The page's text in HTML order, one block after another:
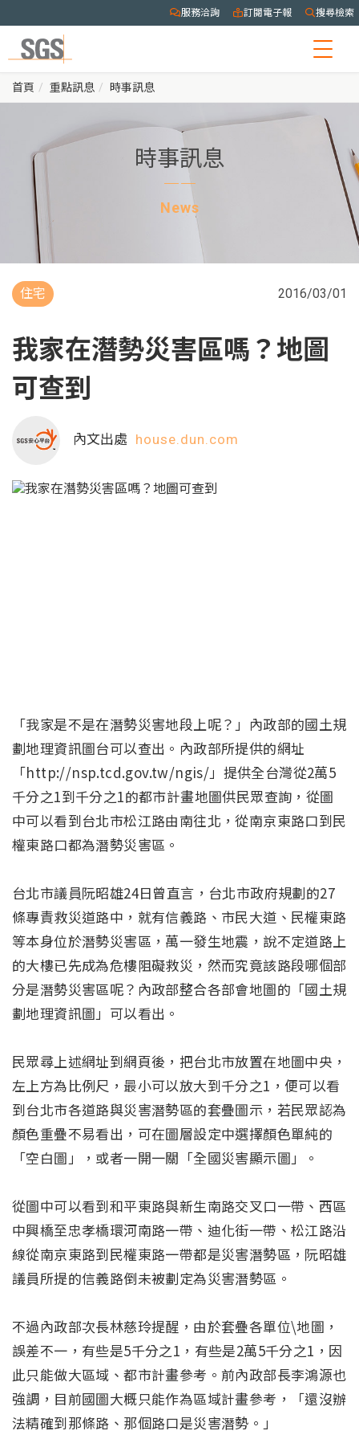
服務洽詢 訂閱電子報 搜尋檢索
首頁 重點訊息 時事訊息
時事訊息
News
住宅 2016/03/01
我家在潛勢災害區嗎？地圖
可查到
內文出處 house.dun.com
「我家是不是在潛勢災害地段上呢？」內政部的國土規
劃地理資訊圖台可以查出。內政部所提供的網址
「http://nsp.tcd.gov.tw/ngis/」提供全台灣從2萬5
千分之1到千分之1的都市計畫地圖供民眾查詢，從圖
中可以看到台北市松江路由南往北，從南京東路口到民
權東路口都為潛勢災害區。
台北市議員阮昭雄24日曾直言，台北市政府規劃的27
條專責救災道路中，就有信義路、市民大道、民權東路
等本身位於潛勢災害區，萬一發生地震，說不定道路上
的大樓已先成為危樓阻礙救災，然而究竟該路段哪個部
分是潛勢災害區呢？內政部整合各部會地圖的「國土規
劃地理資訊圖」可以看出。
民眾尋上述網址到網頁後，把台北市放置在地圖中央，
左上方為比例尺，最小可以放大到千分之1，便可以看
到台北市各道路與災害潛勢區的套疊圖示，若民眾認為
顏色重疊不易看出，可在圖層設定中選擇顏色單純的
「空白圖」，或者一開一關「全國災害顯示圖」。
從圖中可以看到和平東路與新生南路交叉口一帶、西區
中興橋至忠孝橋環河南路一帶、迪化街一帶、松江路沿
線從南京東路到民權東路一帶都是災害潛勢區，阮昭雄
議員所提的信義路倒未被劃定為災害潛勢區。
不過內政部次長林慈玲提醒，由於套疊各單位\地圖，
誤差不一，有些是5千分之1，有些是2萬5千分之1，因
此只能做大區域、都市計畫參考。前內政部長李鴻源也
強調，目前國圖大概只能作為區域計畫參考，「還沒辦
法精確到那條路、那個路口是災害潛勢。」